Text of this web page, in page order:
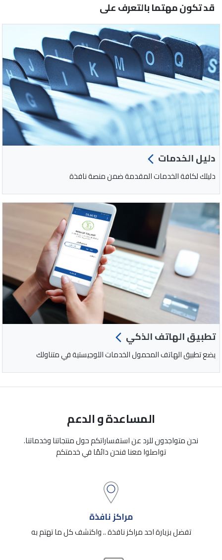
قد تكون مهتما بالتعرف على
دليل الخدمات
دليلك لكافة الخدمات المقدمة ضمن منصة نافذة
تطبيق الهاتف الذكي
يضع تطبيق الهاتف المحمول الخدمات اللوجيستية في متناولك
المساعدة و الدعم
نحن متواجدون للرد عن استفساراتكم حول منتجاتنا وخدماتنا.
تواصلوا معنا فنحن دائمًا في خدمتكم
مراكز نافذة
تفضل بزيارة احد مراكز نافذة .. واكتشف كل ما تهتم به